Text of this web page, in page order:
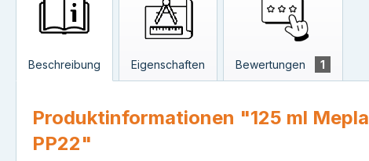
Beschreibung Eigenschaften Bewertungen 1
Produktinformationen "125 ml
PP22"